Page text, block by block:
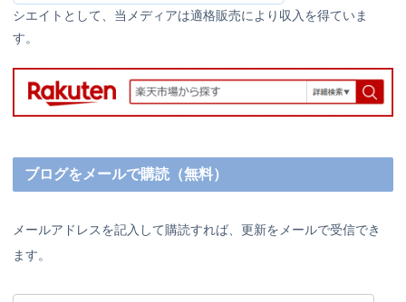
シエイトとして、当メディアは適格販売により収入を得ていま
す。
ブログをメールで購読（無料）
メールアドレスを記入して購読すれば、更新をメールで受信でき
ます。